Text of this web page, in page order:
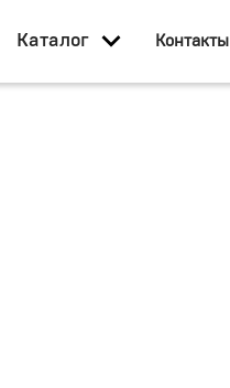
Каталог Контакты